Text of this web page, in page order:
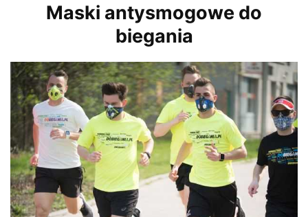
Maski antysmogowe do
biegania